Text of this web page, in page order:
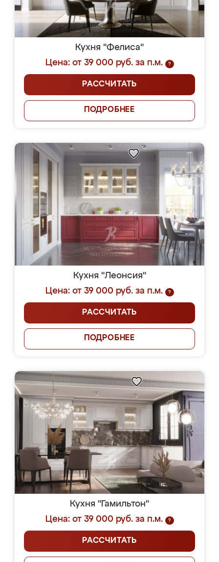
Кухня "Фелиса"
Цена: от 39 000 руб. за п.м.
?
РАССЧИТАТЬ
ПОДРОБНЕЕ
Кухня "Леонсия"
Цена: от 39 000 руб. за п.м.
?
РАССЧИТАТЬ
ПОДРОБНЕЕ
Кухня "Гамильтон"
Цена: от 39 000 руб. за п.м.
?
РАССЧИТАТЬ